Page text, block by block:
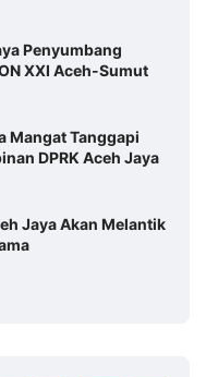
Penyumbang
XXI Aceh-Sumut
Mangat Tanggapi
DPRK Aceh Jaya
Jaya Akan Melantik